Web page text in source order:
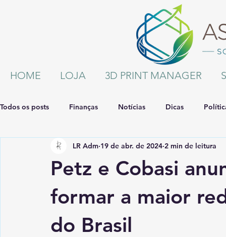
HOME LOJA 3D PRINT MANAGER
Todos os posts Finanças Notícias Dicas
Petz e Cobasi
formar a maior
do Brasil
LR Adm 19 de abr. de 2024 2 min de leitura